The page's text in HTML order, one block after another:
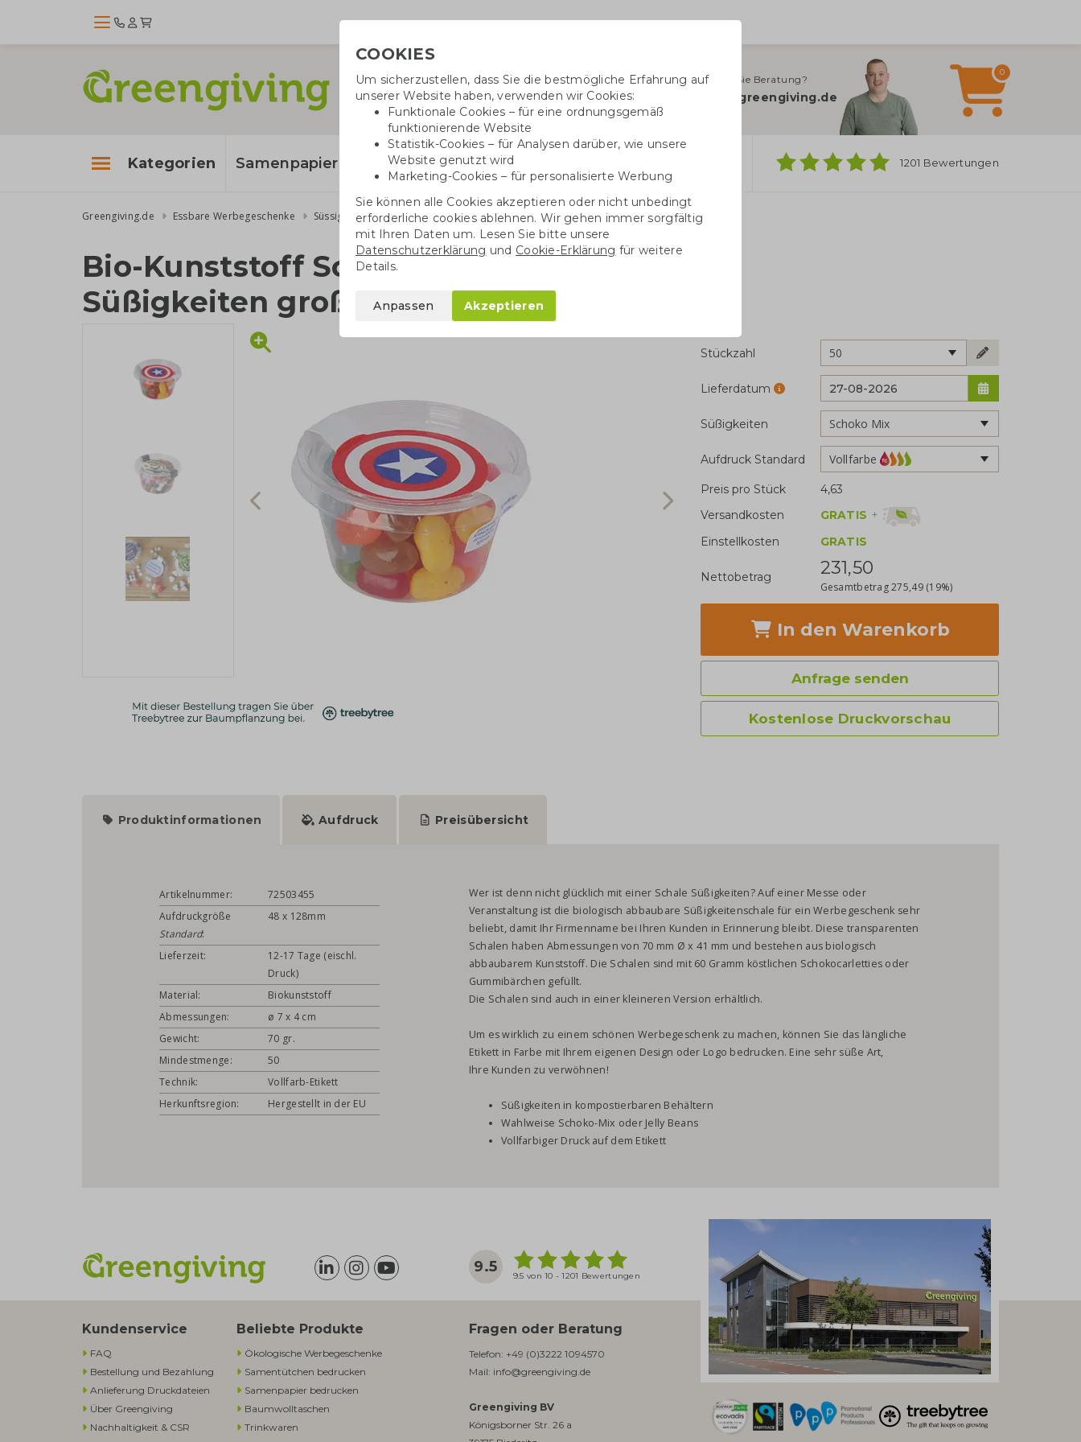
Benötigen Sie Beratung?
info@greengiving.de
0
Kategorien Samenpapier Baumwolltaschen 1201 Bewertungen
Greengiving.de Essbare Werbegeschenke Süssigkeiten und Kekse Bio-Kunststoff Schachtel mit Süßigkeiten groß
Bio-Kunststoff Schachtel mit
Süßigkeiten groß
Stückzahl 50
Lieferdatum
Süßigkeiten
Aufdruck Standard Vollfarbe
Preis pro Stück
4,63
Versandkosten
GRATIS +
Einstellkosten
GRATIS
Nettobetrag 231,50
Gesamtbetrag275,49 (19%)
In den Warenkorb
Anfrage senden
Kostenlose Druckvorschau
Produktinformationen Aufdruck Preisübersicht
Artikelnummer:
72503455
Aufdruckgröße
Standard:
48 x 128mm
Lieferzeit:
12-17 Tage (eischl.
Druck)
Material:
Biokunststoff
Abmessungen:
ø 7 x 4 cm
Gewicht:
70 gr.
Mindestmenge:
50
Technik:
Vollfarb-Etikett
Herkunftsregion:
Hergestellt in der EU
Wer ist denn nicht glücklich mit einer Schale Süßigkeiten? Auf einer Messe oder
Veranstaltung ist die biologisch abbaubare Süßigkeitenschale für ein Werbegeschenk sehr
beliebt, damit Ihr Firmenname bei Ihren Kunden in Erinnerung bleibt. Diese transparenten
Schalen haben Abmessungen von 70 mm Ø x 41 mm und bestehen aus biologisch
abbaubarem Kunststoff. Die Schalen sind mit 60 Gramm köstlichen Schokocarletties oder
Gummibärchen gefüllt.
Die Schalen sind auch in einer kleineren Version erhältlich.
Um es wirklich zu einem schönen Werbegeschenk zu machen, können Sie das längliche
Etikett in Farbe mit Ihrem eigenen Design oder Logo bedrucken. Eine sehr süße Art,
Ihre Kunden zu verwöhnen!
Süßigkeiten in kompostierbaren Behältern
Wahlweise Schoko-Mix oder Jelly Beans
Vollfarbiger Druck auf dem Etikett
9.5
9.5 von 10 - 1201 Bewertungen
Kundenservice
FAQ
Bestellung und Bezahlung
Anlieferung Druckdateien
Über Greengiving
Nachhaltigkeit & CSR
Beliebte Produkte
Ökologische Werbegeschenke​
Samentütchen bedrucken
Samenpapier bedrucken
Baumwolltaschen​
Trinkwaren
Fragen oder Beratung
Telefon: +49 (0)3222 1094570
Mail: info@greengiving.de
Greengiving BV
Königsborner Str. 26 a
COOKIES
Um sicherzustellen, dass Sie die bestmögliche Erfahrung auf
unserer Website haben, verwenden wir Cookies:
Funktionale Cookies – für eine ordnungsgemäß
funktionierende Website
Statistik-Cookies – für Analysen darüber, wie unsere
Website genutzt wird
Marketing-Cookies – für personalisierte Werbung
Sie können alle Cookies akzeptieren oder nicht unbedingt
erforderliche cookies ablehnen. Wir gehen immer sorgfältig
mit Ihren Daten um. Lesen Sie bitte unsere
Datenschutzerklärung und Cookie-Erklärung für weitere
Details.
Anpassen Akzeptieren